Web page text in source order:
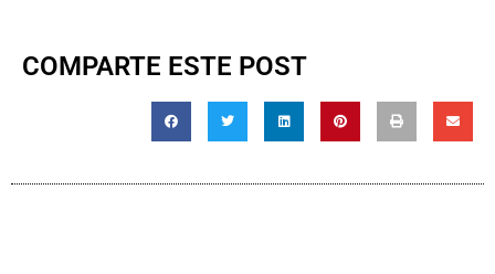
COMPARTE ESTE POST